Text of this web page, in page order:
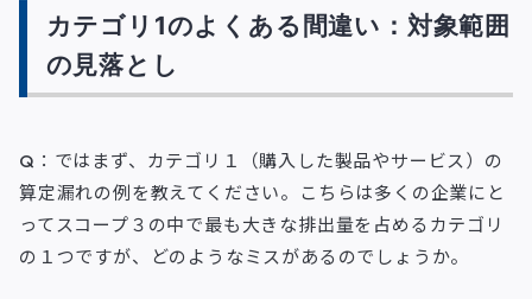
カテゴリ1のよくある間違い：対象範囲
の見落とし
Q：ではまず、カテゴリ１（購入した製品やサービス）の
算定漏れの例を教えてください。こちらは多くの企業にと
ってスコープ３の中で最も大きな排出量を占めるカテゴリ
の１つですが、どのようなミスがあるのでしょうか。